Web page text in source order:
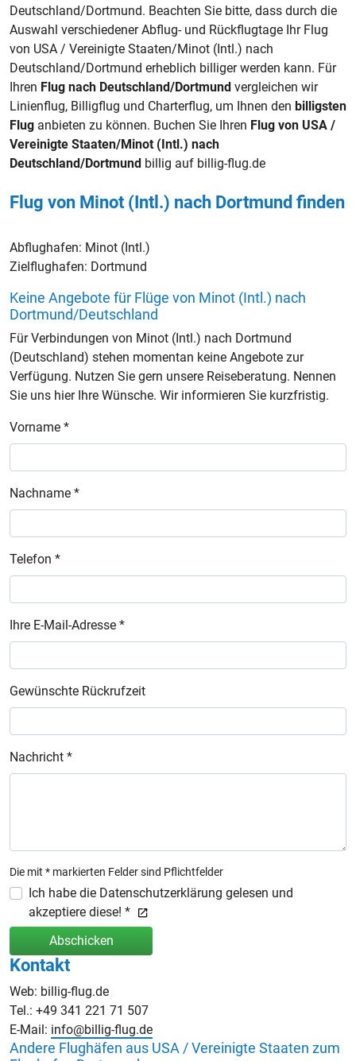
Deutschland/Dortmund. Beachten Sie bitte, dass durch die
Auswahl verschiedener Abflug- und Rückflugtage Ihr Flug
von USA / Vereinigte Staaten/Minot (Intl.) nach
Deutschland/Dortmund erheblich billiger werden kann. Für
Ihren Flug nach Deutschland/Dortmund vergleichen wir
Linienflug, Billigflug und Charterflug, um Ihnen den billigsten
Flug anbieten zu können. Buchen Sie Ihren Flug von USA /
Vereinigte Staaten/Minot (Intl.) nach
Deutschland/Dortmund billig auf billig-flug.de
Flug von Minot (Intl.) nach Dortmund finden
Abflughafen: Minot (Intl.)
Zielflughafen: Dortmund
Keine Angebote für Flüge von Minot (Intl.) nach
Dortmund/Deutschland
Für Verbindungen von Minot (Intl.) nach Dortmund
(Deutschland) stehen momentan keine Angebote zur
Verfügung. Nutzen Sie gern unsere Reiseberatung. Nennen
Sie uns hier Ihre Wünsche. Wir informieren Sie kurzfristig.
Vorname *
Nachname *
Telefon *
Ihre E-Mail-Adresse *
Gewünschte Rückrufzeit
Nachricht *
Die mit * markierten Felder sind Pflichtfelder
Ich habe die Datenschutzerklärung gelesen und
akzeptiere diese! *
Abschicken
Kontakt
Web: billig-flug.de
Tel.: +49 341 221 71 507
E-Mail: info@billig-flug.de
Andere Flughäfen aus USA / Vereinigte Staaten zum